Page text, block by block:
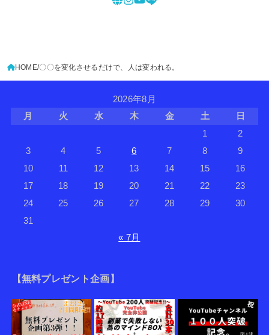
HOME 〇〇を変化させるだけで、人は変われる。
2026年8月
月
火 水 木 金 土
日
1
2
3
4 5 6 7 8
9
10
11 12 13 14 15
16
17
18 19 20 21 22
23
24
25 26 27 28 29
30
31
« 7月
【無料プレゼント企画】